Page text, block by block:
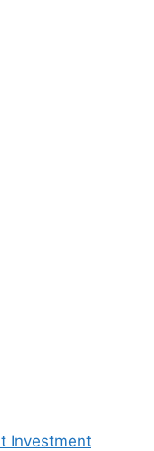
Investment